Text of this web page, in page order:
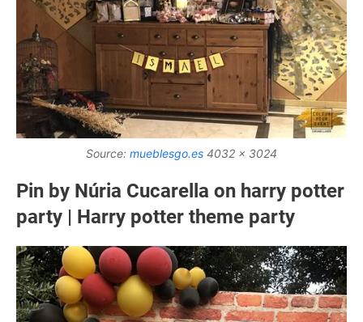
Source: mueblesgo.es 4032 x 3024
Pin by Núria Cucarella on harry potter
party | Harry potter theme party